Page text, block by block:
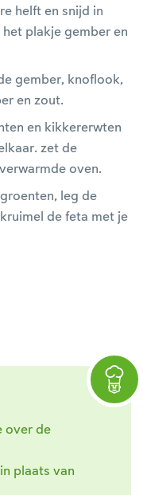
helft en snijd in
plakje gember en
gember, knoflook,
en zout.
en kikkererwten
zet de
oven.
leg de
de feta met je
over de
plaats van